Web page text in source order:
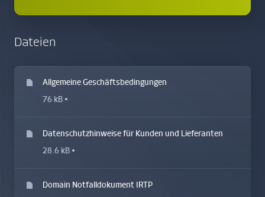
Dateien
Allgemeine Geschäftsbedingungen
76 kB
Datenschutzhinweise für Kunden und Lieferanten
28.6 kB
Domain Notfalldokument IRTP